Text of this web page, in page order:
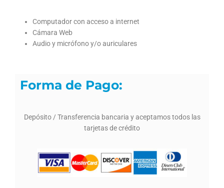
Computador con acceso a internet
Cámara Web
Audio y micrófono y/o auriculares
Forma de Pago:
Depósito / Transferencia bancaria y aceptamos todos las
tarjetas de crédito